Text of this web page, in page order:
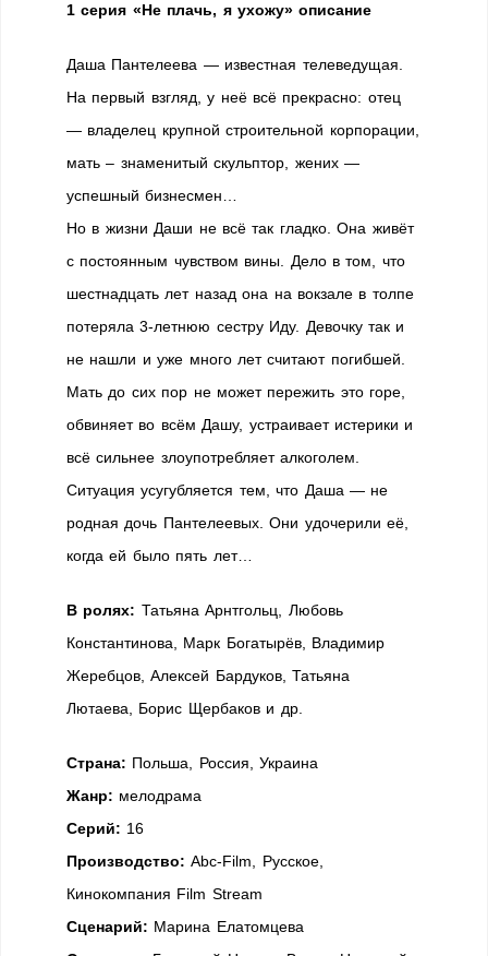
1 серия «Не плачь, я ухожу» описание
Даша Пантелеева — известная телеведущая.
На первый взгляд, у неё всё прекрасно: отец
— владелец крупной строительной корпорации,
мать – знаменитый скульптор, жених —
успешный бизнесмен…
Но в жизни Даши не всё так гладко. Она живёт
с постоянным чувством вины. Дело в том, что
шестнадцать лет назад она на вокзале в толпе
потеряла 3-летнюю сестру Иду. Девочку так и
не нашли и уже много лет считают погибшей.
Мать до сих пор не может пережить это горе,
обвиняет во всём Дашу, устраивает истерики и
всё сильнее злоупотребляет алкоголем.
Ситуация усугубляется тем, что Даша — не
родная дочь Пантелеевых. Они удочерили её,
когда ей было пять лет…
В ролях: Татьяна Арнтгольц, Любовь
Константинова, Марк Богатырёв, Владимир
Жеребцов, Алексей Бардуков, Татьяна
Лютаева, Борис Щербаков и др.
Страна: Польша, Россия, Украина
Жанр: мелодрама
Серий: 16
Производство: Abc-Film, Русское,
Кинокомпания Film Stream
Сценарий: Марина Елатомцева